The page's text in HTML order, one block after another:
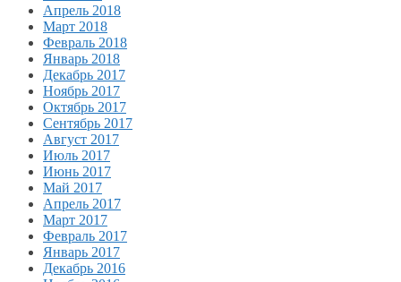
Апрель 2018
Март 2018
Февраль 2018
Январь 2018
Декабрь 2017
Ноябрь 2017
Октябрь 2017
Сентябрь 2017
Август 2017
Июль 2017
Июнь 2017
Май 2017
Апрель 2017
Март 2017
Февраль 2017
Январь 2017
Декабрь 2016